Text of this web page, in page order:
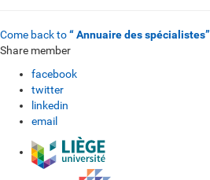
Come back to“ Annuaire des spécialistes”
Share member
facebook
twitter
linkedin
email